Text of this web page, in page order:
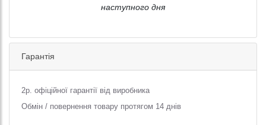
наступного дня
Гарантія
2р. офіційної гарантії від виробника
Обмін / повернення товару протягом 14 днів